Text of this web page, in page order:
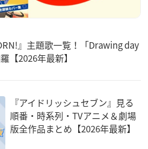
』主題歌一覧！「Drawing day
【2026年最新】
『アイドリッシュセブン』見る
順番・時系列・TVアニメ＆劇場
版全作品まとめ【2026年最新】